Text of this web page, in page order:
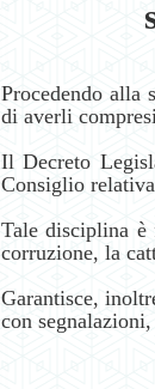
Procedendo alla
di averli
Il Decreto
Consiglio
Tale disciplina è
corruzione, la
Garantisce,
con